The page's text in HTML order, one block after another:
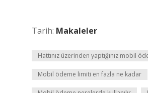
Tarih: Makaleler
Hattınız üzerinden yaptığınız mobil
Mobil ödeme limiti en fazla ne kadar